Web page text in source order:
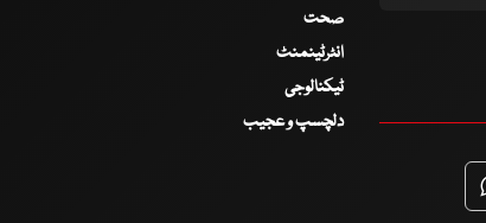
صحت
انٹرٹینمنٹ
ٹیکنالوجی
دلچسپ و عجیب